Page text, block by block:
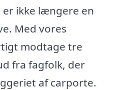
ikke længere en
Med vores
modtage tre
fra fagfolk, der
af carporte.